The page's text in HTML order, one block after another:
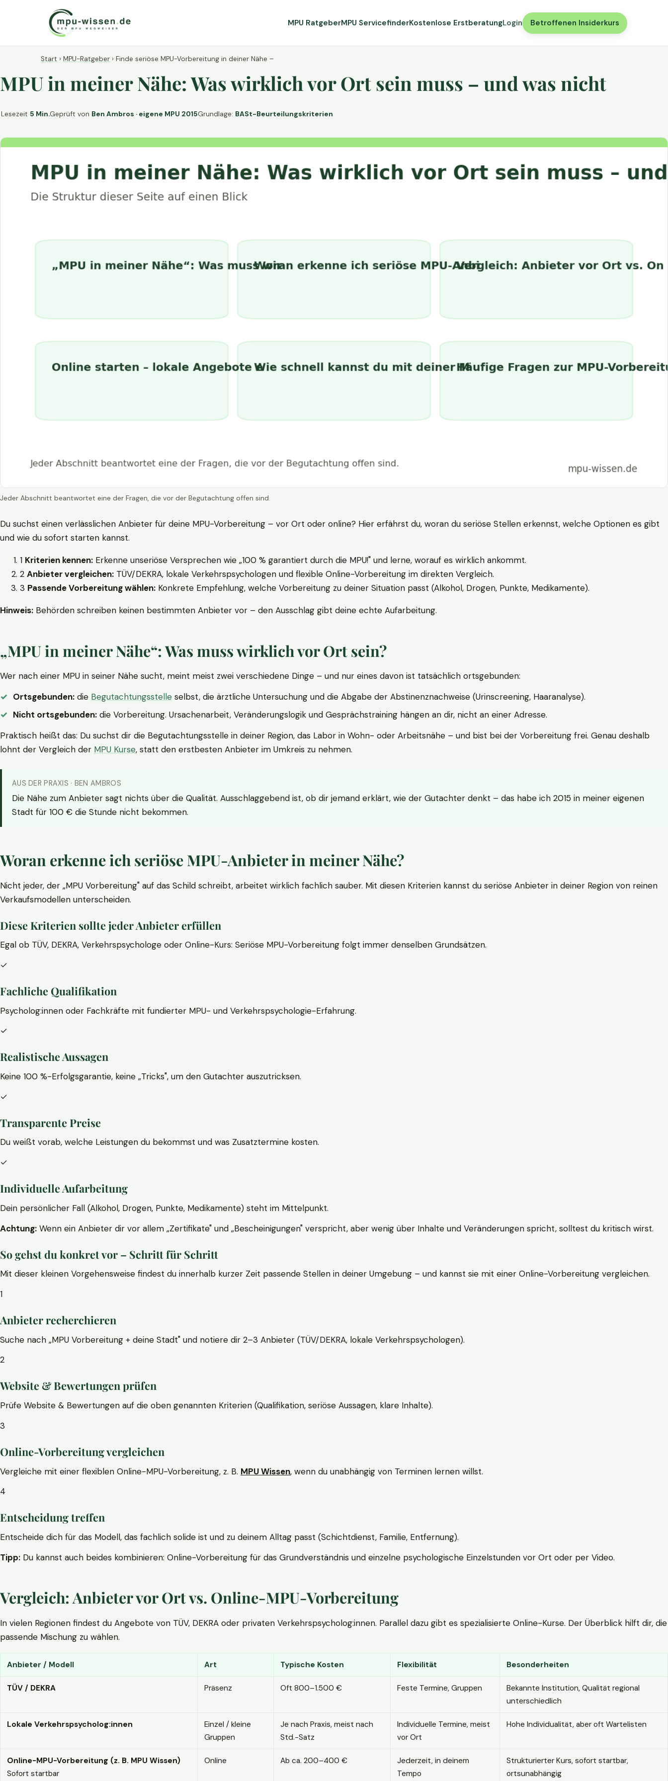
MPU RatgeberMPU ServicefinderKostenlose ErstberatungLogin Betroffenen Insiderkurs
Start › MPU-Ratgeber › Finde seriöse MPU-Vorbereitung in deiner Nähe –
MPU in meiner Nähe: Was wirklich vor Ort sein muss – und was nicht
Lesezeit 5 Min.Geprüft von Ben Ambros · eigene MPU 2015Grundlage: BASt-Beurteilungskriterien
Jeder Abschnitt beantwortet eine der Fragen, die vor der Begutachtung offen sind.
Du suchst einen verlässlichen Anbieter für deine MPU-Vorbereitung – vor Ort oder online? Hier erfährst du, woran du seriöse Stellen erkennst, welche Optionen es gibt
und wie du sofort starten kannst.
1 Kriterien kennen: Erkenne unseriöse Versprechen wie „100 % garantiert durch die MPU!" und lerne, worauf es wirklich ankommt.
2 Anbieter vergleichen: TÜV/DEKRA, lokale Verkehrspsychologen und flexible Online-Vorbereitung im direkten Vergleich.
3 Passende Vorbereitung wählen: Konkrete Empfehlung, welche Vorbereitung zu deiner Situation passt (Alkohol, Drogen, Punkte, Medikamente).
Hinweis: Behörden schreiben keinen bestimmten Anbieter vor – den Ausschlag gibt deine echte Aufarbeitung.
„MPU in meiner Nähe“: Was muss wirklich vor Ort sein?
Wer nach einer MPU in seiner Nähe sucht, meint meist zwei verschiedene Dinge – und nur eines davon ist tatsächlich ortsgebunden:
Ortsgebunden: die Begutachtungsstelle selbst, die ärztliche Untersuchung und die Abgabe der Abstinenznachweise (Urinscreening, Haaranalyse).
Nicht ortsgebunden: die Vorbereitung. Ursachenarbeit, Veränderungslogik und Gesprächstraining hängen an dir, nicht an einer Adresse.
Praktisch heißt das: Du suchst dir die Begutachtungsstelle in deiner Region, das Labor in Wohn- oder Arbeitsnähe – und bist bei der Vorbereitung frei. Genau deshalb
lohnt der Vergleich der MPU Kurse, statt den erstbesten Anbieter im Umkreis zu nehmen.
AUS DER PRAXIS · BEN AMBROS
Die Nähe zum Anbieter sagt nichts über die Qualität. Ausschlaggebend ist, ob dir jemand erklärt, wie der Gutachter denkt – das habe ich 2015 in meiner eigenen
Stadt für 100 € die Stunde nicht bekommen.
Woran erkenne ich seriöse MPU-Anbieter in meiner Nähe?
Nicht jeder, der „MPU Vorbereitung" auf das Schild schreibt, arbeitet wirklich fachlich sauber. Mit diesen Kriterien kannst du seriöse Anbieter in deiner Region von reinen
Verkaufsmodellen unterscheiden.
Diese Kriterien sollte jeder Anbieter erfüllen
Egal ob TÜV, DEKRA, Verkehrspsychologe oder Online-Kurs: Seriöse MPU-Vorbereitung folgt immer denselben Grundsätzen.
✓
Fachliche Qualifikation
Psycholog:innen oder Fachkräfte mit fundierter MPU- und Verkehrspsychologie-Erfahrung.
✓
Realistische Aussagen
Keine 100 %-Erfolgsgarantie, keine „Tricks", um den Gutachter auszutricksen.
✓
Transparente Preise
Du weißt vorab, welche Leistungen du bekommst und was Zusatztermine kosten.
✓
Individuelle Aufarbeitung
Dein persönlicher Fall (Alkohol, Drogen, Punkte, Medikamente) steht im Mittelpunkt.
Achtung: Wenn ein Anbieter dir vor allem „Zertifikate" und „Bescheinigungen" verspricht, aber wenig über Inhalte und Veränderungen spricht, solltest du kritisch wirst.
So gehst du konkret vor – Schritt für Schritt
Mit dieser kleinen Vorgehensweise findest du innerhalb kurzer Zeit passende Stellen in deiner Umgebung – und kannst sie mit einer Online-Vorbereitung vergleichen.
1
Anbieter recherchieren
Suche nach „MPU Vorbereitung + deine Stadt" und notiere dir 2–3 Anbieter (TÜV/DEKRA, lokale Verkehrspsychologen).
2
Website & Bewertungen prüfen
Prüfe Website & Bewertungen auf die oben genannten Kriterien (Qualifikation, seriöse Aussagen, klare Inhalte).
3
Online-Vorbereitung vergleichen
Vergleiche mit einer flexiblen Online-MPU-Vorbereitung, z. B. MPU Wissen, wenn du unabhängig von Terminen lernen willst.
4
Entscheidung treffen
Entscheide dich für das Modell, das fachlich solide ist und zu deinem Alltag passt (Schichtdienst, Familie, Entfernung).
Tipp: Du kannst auch beides kombinieren: Online-Vorbereitung für das Grundverständnis und einzelne psychologische Einzelstunden vor Ort oder per Video.
Vergleich: Anbieter vor Ort vs. Online-MPU-Vorbereitung
In vielen Regionen findest du Angebote von TÜV, DEKRA oder privaten Verkehrspsycholog:innen. Parallel dazu gibt es spezialisierte Online-Kurse. Der Überblick hilft dir, die
passende Mischung zu wählen.
Anbieter / Modell Art Typische Kosten Flexibilität Besonderheiten
TÜV / DEKRA Präsenz Oft 800–1.500 € Feste Termine, Gruppen
Bekannte Institution, Qualität regional
unterschiedlich
Lokale Verkehrspsycholog:innen
Einzel / kleine
Gruppen
Je nach Praxis, meist nach
Std.-Satz
Individuelle Termine, meist
vor Ort
Hohe Individualität, aber oft Wartelisten
Online-MPU-Vorbereitung (z. B. MPU Wissen)
Sofort startbar
Online Ab ca. 200–400 €
Jederzeit, in deinem
Tempo
Strukturierter Kurs, sofort startbar,
ortsunabhängig